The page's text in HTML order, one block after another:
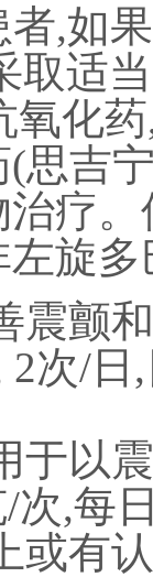
者,如
取适
氧化药
(思吉
疗
旋
震颤
2次/ 日 ,
于以
/次,每
或有